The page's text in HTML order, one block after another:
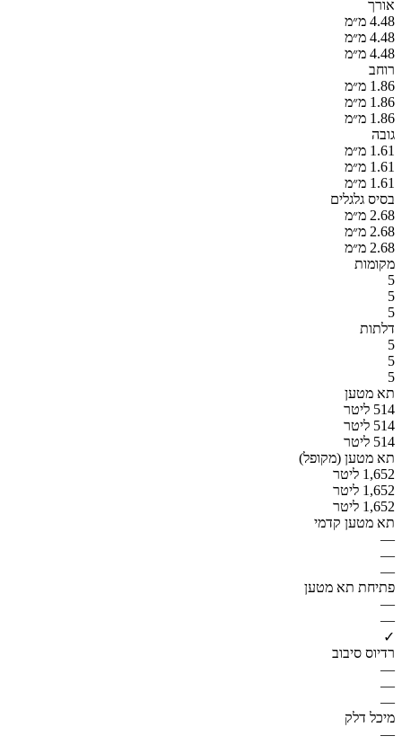
אורך
4.48 מ״מ
4.48 מ״מ
4.48 מ״מ
רוחב
1.86 מ״מ
1.86 מ״מ
1.86 מ״מ
גובה
1.61 מ״מ
1.61 מ״מ
1.61 מ״מ
בסיס גלגלים
2.68 מ״מ
2.68 מ״מ
2.68 מ״מ
מקומות
5
5
5
דלתות
5
5
5
תא מטען
514 ליטר
514 ליטר
514 ליטר
תא מטען (מקופל)
1,652 ליטר
1,652 ליטר
1,652 ליטר
תא מטען קדמי
—
—
—
פתיחת תא מטען
—
—
✓
רדיוס סיבוב
—
—
—
מיכל דלק
—